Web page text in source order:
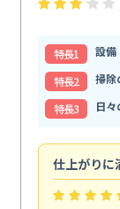
特⻑1
設備
特⻑2
掃除
特⻑3
日
仕上がりに